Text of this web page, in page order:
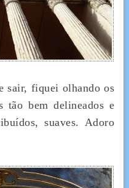
sair, fiquei olhando os
tão bem delineados e
suaves. Adoro